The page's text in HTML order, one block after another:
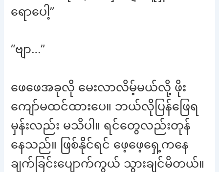
ရောပေါ့”
“ဗျာ…”
ဖေဖေအခုလို မေးလာလိမ့်မယ်လို့ ဖိုး
ကျော်မထင်ထားပေ။ ဘယ်လိုပြန်ဖြေရ
မှန်းလည်း မသိပါ။ ရင်တွေလည်းတုန်
နေသည်။ ဖြစ်နိုင်ရင် ဖေ့ဖေ့ရှေ့ကနေ
ချက်ခြင်းပျောက်ကွယ် သွားချင်မိတယ်။